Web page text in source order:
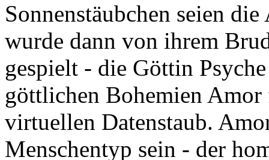
Sonnenstäubchen seien
wurde dann von ihrem
gespielt - die Göttin
göttlichen Bohemien
virtuellen Datenstaub.
Menschentyp sein - der